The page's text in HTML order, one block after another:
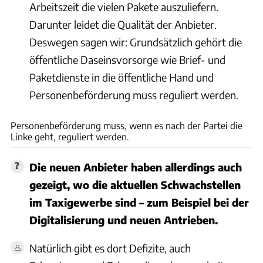
Arbeitszeit die vielen Pakete auszuliefern.
Darunter leidet die Qualität der Anbieter.
Deswegen sagen wir: Grundsätzlich gehört die
öffentliche Daseinsvorsorge wie Brief- und
Paketdienste in die öffentliche Hand und
Personenbeförderung muss reguliert werden.
Personenbeförderung muss, wenn es nach der Partei die
Linke geht, reguliert werden.
Die neuen Anbieter haben allerdings auch
gezeigt, wo die aktuellen Schwachstellen
im Taxigewerbe sind – zum Beispiel bei der
Digitalisierung und neuen Antrieben.
Natürlich gibt es dort Defizite, auch